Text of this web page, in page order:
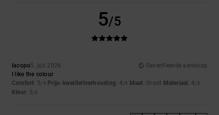
5/5
Iacopo5. juli 2026
Geverifieerde aankoop
I like the colour
Comfort: 5/5 Prijs-kwaliteitverhouding: 4/5 Maat: Groot Materiaal : 4/5
Kleur: 5/5